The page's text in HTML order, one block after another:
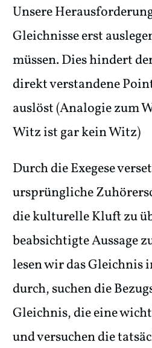
Unsere
Gleichnisse erst
müssen. Dies hindert
direkt verstandene
auslöst (Analogie zum
Witz ist gar kein Witz)
Durch die Exegese
ursprüngliche
die kulturelle Kluft zu
beabsichtigte Aussage
lesen wir das Gleichnis
durch, suchen die
Gleichnis, die eine
und versuchen die